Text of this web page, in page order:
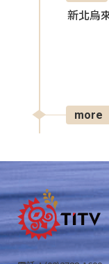
新北烏
more